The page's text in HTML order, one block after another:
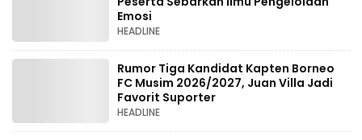
Emosi
HEADLINE
Rumor Tiga Kandidat Kapten Borneo
FC Musim 2026/2027, Juan Villa Jadi
Favorit Suporter
HEADLINE